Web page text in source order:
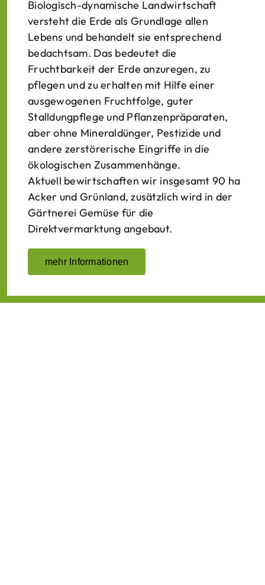
Biologisch-dynamische Landwirtschaft
versteht die Erde als Grundlage allen
Lebens und behandelt sie entsprechend
bedachtsam. Das bedeutet die
Fruchtbarkeit der Erde anzuregen, zu
pflegen und zu erhalten mit Hilfe einer
ausgewogenen Fruchtfolge, guter
Stalldungpflege und Pflanzenpräparaten,
aber ohne Mineraldünger, Pestizide und
andere zerstörerische Eingriffe in die
ökologischen Zusammenhänge.
Aktuell bewirtschaften wir insgesamt 90 ha
Acker und Grünland, zusätzlich wird in der
Gärtnerei Gemüse für die
Direktvermarktung angebaut.
mehr Informationen